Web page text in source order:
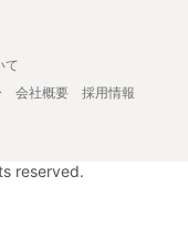
て
会社概要
採用情報
reserved.